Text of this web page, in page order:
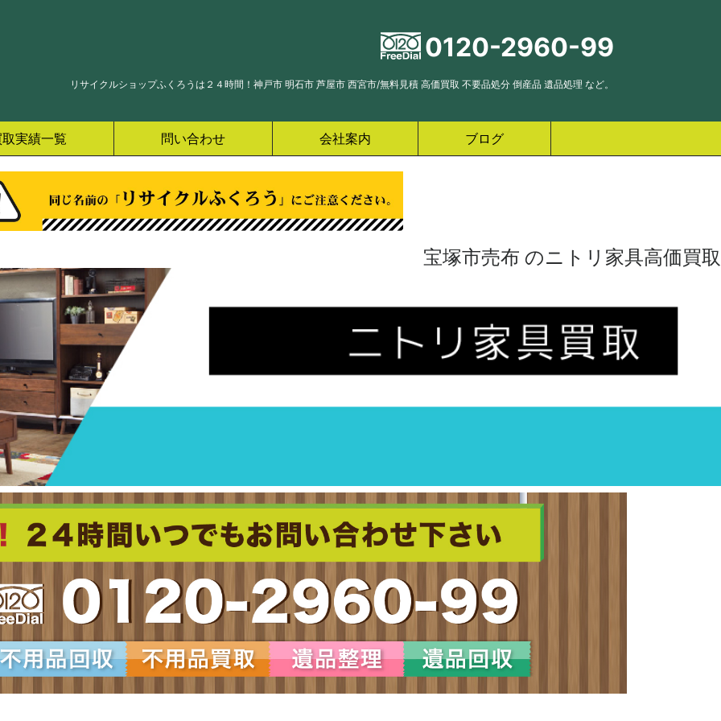
0120-2960-99
リサイクルショップふくろうは２４時間！神戸市 明石市 芦屋市 西宮市/無料見積 高価買取 不要品処分 倒産品 遺品処理 など。
実績一覧 問い合わせ 会社案内 ブログ
宝塚市売布 のニトリ家具高価買取